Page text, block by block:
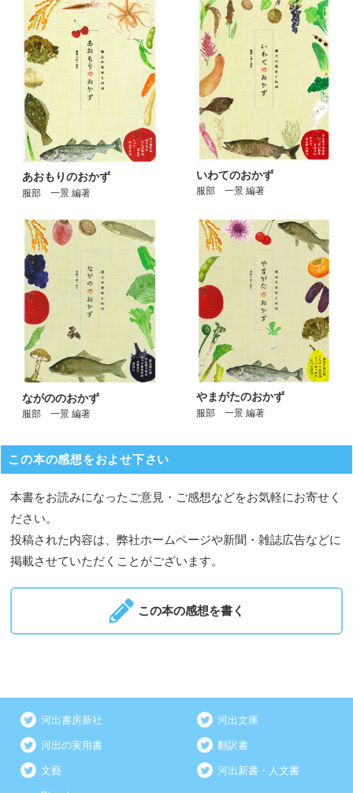
あおもりのおかず
服部 一景 編著
いわてのおかず
服部 一景 編著
ながののおかず
服部 一景 編著
やまがたのおかず
服部 一景 編著
この本の感想をおよせ下さい
本書をお読みになったご意見・ご感想などをお気軽にお寄せく
ださい。
投稿された内容は、弊社ホームページや新聞・雑誌広告などに
掲載させていただくことがございます。
この本の感想を書く
河出書房新社 河出文庫
河出の実用書 翻訳書
文藝 河出新書・人文書